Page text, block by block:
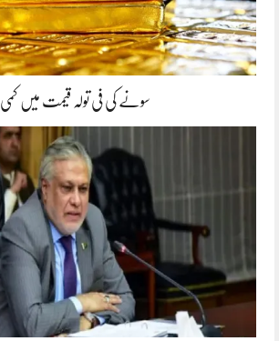
سونے کی فی تولہ قیمت میں کمی